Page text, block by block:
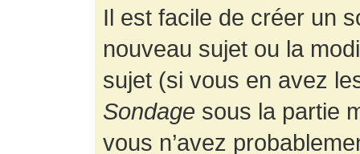
Il est facile de créer un
nouveau sujet ou la
sujet (si vous en avez
Sondage sous la partie
vous n’avez